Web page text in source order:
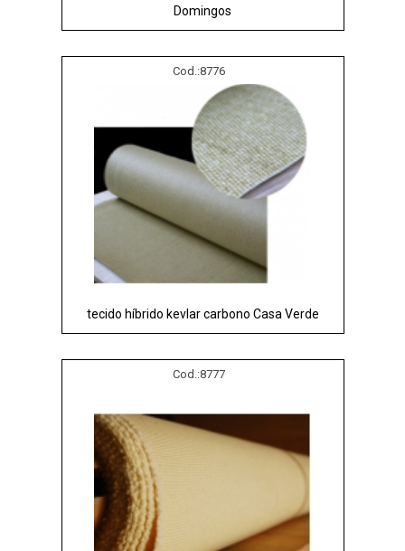
Domingos
Cod.:8776
tecido híbrido kevlar carbono Casa Verde
Cod.:8777